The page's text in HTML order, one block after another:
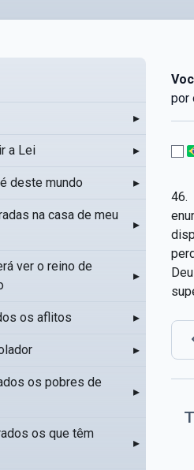
▸
a Lei ▸
deste mundo ▸
na casa de meu
▸
ver o reino de
▸
os aflitos ▸
▸
os pobres de
▸
os que têm
▸
por
46.